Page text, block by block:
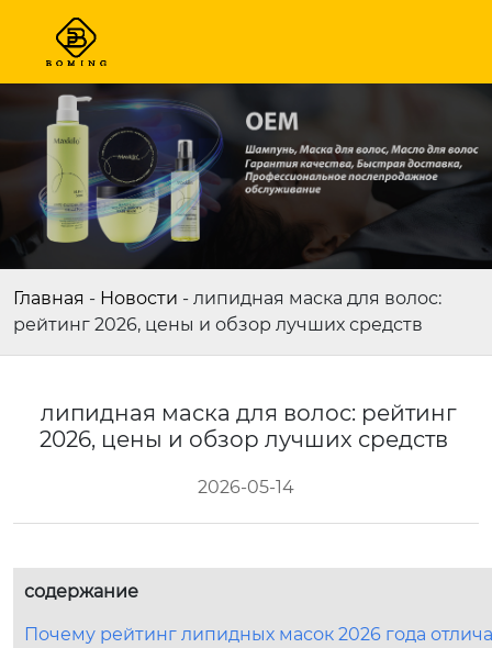
Главная - Новости - липидная маска для волос:
рейтинг 2026, цены и обзор лучших средств
липидная маска для волос: рейтинг
2026, цены и обзор лучших средств
2026-05-14
содержание
Почему рейтинг липидных масок 2026 года